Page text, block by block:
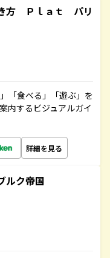
方 Ｐｌａｔ パリ
「食べる」「遊ぶ」を
内するビジュアルガイ
詳細を見る
ルク帝国